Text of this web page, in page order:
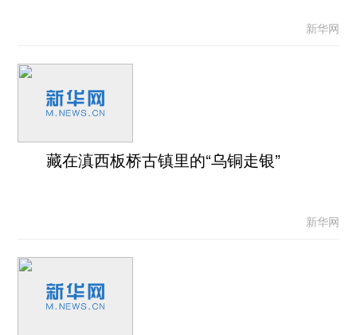
新华网
藏在滇西板桥古镇里的“乌铜走银”
新华网